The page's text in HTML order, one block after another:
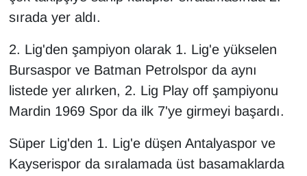
sırada yer aldı.
2. Lig'den şampiyon olarak 1. Lig'e yükselen
Bursaspor ve Batman Petrolspor da aynı
listede yer alırken, 2. Lig Play off şampiyonu
Mardin 1969 Spor da ilk 7'ye girmeyi başardı.
Süper Lig'den 1. Lig'e düşen Antalyaspor ve
Kayserispor da sıralamada üst basamaklarda
Kültür & Sanat
KURDÎ
MAGAZİN
MEDYA
ONE EKONOMİ